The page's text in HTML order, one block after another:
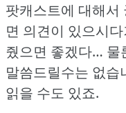
팟캐스트에 대해서
면 의견이 있으시
줬으면 좋겠다… 물
말씀드릴수는 없습
읽을 수도 있죠.